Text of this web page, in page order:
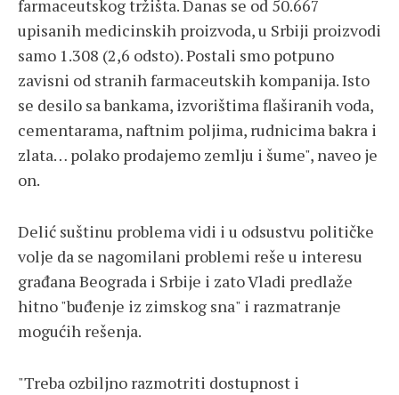
farmaceutskog tržišta. Danas se od 50.667
upisanih medicinskih proizvoda, u Srbiji proizvodi
samo 1.308 (2,6 odsto). Postali smo potpuno
zavisni od stranih farmaceutskih kompanija. Isto
se desilo sa bankama, izvorištima flaširanih voda,
cementarama, naftnim poljima, rudnicima bakra i
zlata… polako prodajemo zemlju i šume", naveo je
on.
Delić suštinu problema vidi i u odsustvu političke
volje da se nagomilani problemi reše u interesu
građana Beograda i Srbije i zato Vladi predlaže
hitno "buđenje iz zimskog sna" i razmatranje
mogućih rešenja.
"Treba ozbiljno razmotriti dostupnost i